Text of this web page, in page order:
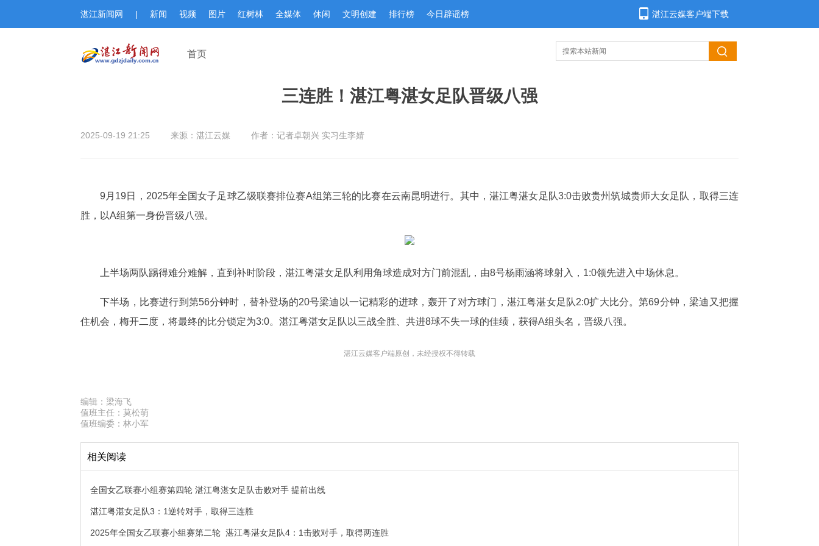
湛江新闻网 | 新闻 视频 图片 红树林 全媒体 休闲 文明创建 排行榜 今日辟谣榜 湛江云媒客户端下载
首页
三连胜！湛江粤湛女足队晋级八强
2025-09-19 21:25 来源：湛江云媒 作者：记者卓朝兴 实习生李婧
9月19日，2025年全国女子足球乙级联赛排位赛A组第三轮的比赛在云南昆明进行。其中，湛江粤湛女足队3:0击败贵州筑城贵师大女足队，取得三连
胜，以A组第一身份晋级八强。
上半场两队踢得难分难解，直到补时阶段，湛江粤湛女足队利用角球造成对方门前混乱，由8号杨雨涵将球射入，1:0领先进入中场休息。
下半场，比赛进行到第56分钟时，替补登场的20号梁迪以一记精彩的进球，轰开了对方球门，湛江粤湛女足队2:0扩大比分。第69分钟，梁迪又把握
住机会，梅开二度，将最终的比分锁定为3:0。湛江粤湛女足队以三战全胜、共进8球不失一球的佳绩，获得A组头名，晋级八强。
湛江云媒客户端原创，未经授权不得转载
编辑： 梁海飞
值班主任： 莫松萌
值班编委： 林小军
相关阅读
全国女乙联赛小组赛第四轮 湛江粤湛女足队击败对手 提前出线
湛江粤湛女足队3：1逆转对手，取得三连胜
2025年全国女乙联赛小组赛第二轮 湛江粤湛女足队4：1击败对手，取得两连胜